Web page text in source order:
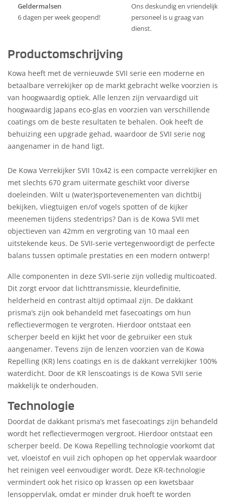
Geldermalsen
6 dagen per week geopend!
Ons deskundig en vriendelijk
personeel is u graag van
dienst.
Productomschrijving
Kowa heeft met de vernieuwde SVII serie een moderne en
betaalbare verrekijker op de markt gebracht welke voorzien is
van hoogwaardig optiek. Alle lenzen zijn vervaardigd uit
hoogwaardig Japans eco-glas en voorzien van verschillende
coatings om de beste resultaten te behalen. Ook heeft de
behuizing een upgrade gehad, waardoor de SVII serie nog
aangenamer in de hand ligt.
De Kowa Verrekijker SVII 10x42 is een compacte verrekijker en
met slechts 670 gram uitermate geschikt voor diverse
doeleinden. Wilt u (water)sportevenementen van dichtbij
bekijken, vliegtuigen en/of vogels spotten of de kijker
meenemen tijdens stedentrips? Dan is de Kowa SVII met
objectieven van 42mm en vergroting van 10 maal een
uitstekende keus. De SVII-serie vertegenwoordigt de perfecte
balans tussen optimale prestaties en een modern ontwerp!
Alle componenten in deze SVII-serie zijn volledig multicoated.
Dit zorgt ervoor dat lichttransmissie, kleurdefinitie,
helderheid en contrast altijd optimaal zijn. De dakkant
prisma’s zijn ook behandeld met fasecoatings om hun
reflectievermogen te vergroten. Hierdoor ontstaat een
scherper beeld en kijkt het voor de gebruiker een stuk
aangenamer. Tevens zijn de lenzen voorzien van de Kowa
Repelling (KR) lens coatings en is de dakkant verrekijker 100%
waterdicht. Door de KR lenscoatings is de Kowa SVII serie
makkelijk te onderhouden.
Technologie
Doordat de dakkant prisma’s met fasecoatings zijn behandeld
wordt het reflectievermogen vergroot. Hierdoor ontstaat een
scherper beeld. De Kowa Repelling technologie voorkomt dat
vet, vloeistof en vuil zich ophopen op het oppervlak waardoor
het reinigen veel eenvoudiger wordt. Deze KR-technologie
vermindert ook het risico op krassen op een kwetsbaar
lensoppervlak, omdat er minder druk hoeft te worden